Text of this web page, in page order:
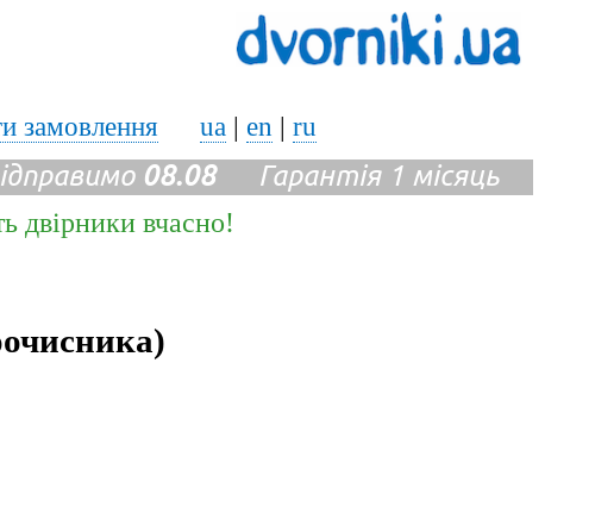
замовлення ua | en | ru
08.08Гарантія 1 місяць
двірники вчасно!